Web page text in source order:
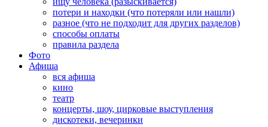
потери и находки (что потеряли или нашли)
разное (что не подходит для других разделов)
способы оплаты
правила раздела
Фото
Афиша
вся афиша
кино
театр
концерты, шоу, цирковые выступления
дискотеки, вечеринки